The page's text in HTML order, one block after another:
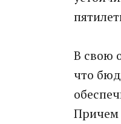
В свою
что
Причем